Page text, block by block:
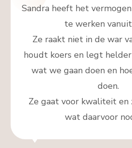
Sandra heeft het
te werken
Ze raakt niet in de war
houdt koers en legt
wat we gaan doen en
doen.
Ze gaat voor kwaliteit en
wat daarvoor